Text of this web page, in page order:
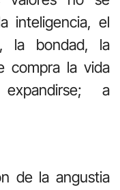
inteligencia, el
la bondad, la
compra la vida
a
de la angustia